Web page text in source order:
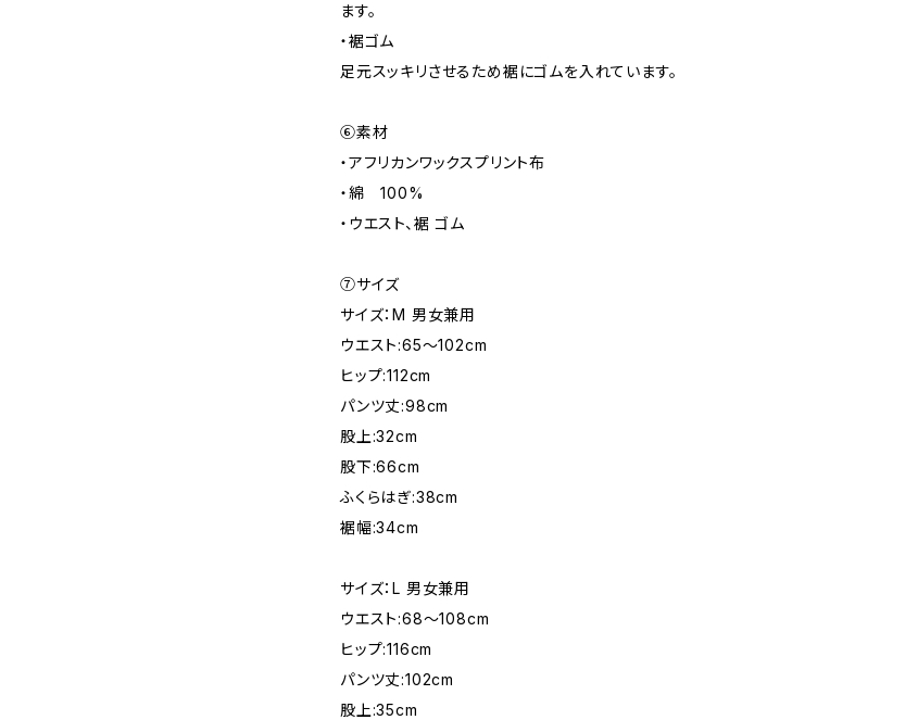
ます。
・裾ゴム
足元スッキリさせるため裾にゴムを入れています。
⑥素材
・アフリカンワックスプリント布
・綿 100%
・ウエスト、裾 ゴム
⑦サイズ
サイズ：M 男女兼用
ウエスト:65～102cm
ヒップ:112cm
パンツ丈:98cm
股上:32cm
股下:66cm
ふくらはぎ:38cm
裾幅:34cm
サイズ：L 男女兼用
ウエスト:68〜108cm
ヒップ:116cm
パンツ丈:102cm
股上:35cm